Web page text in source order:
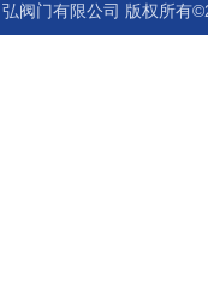
弘阀门有限公司 版权所有